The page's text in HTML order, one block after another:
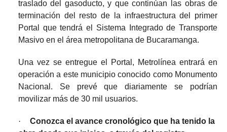
traslado del gasoducto, y que continúan las obras de
terminación del resto de la infraestructura del primer
Portal que tendrá el Sistema Integrado de Transporte
Masivo en el área metropolitana de Bucaramanga.
Una vez se entregue el Portal, Metrolínea entrará en
operación a este municipio conocido como Monumento
Nacional. Se prevé que diariamente se podrían
movilizar más de 30 mil usuarios.
·
Conozca el avance cronológico que ha tenido la